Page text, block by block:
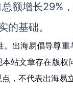
额增长29%
的基础。
出海易倡导尊
站文章存在版权
，不代表出海易立